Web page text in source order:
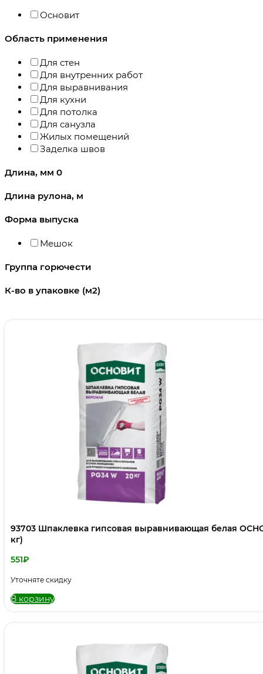
Основит
Область применения
Для стен
Для внутренних работ
Для выравнивания
Для кухни
Для потолка
Для санузла
Жилых помещений
Заделка швов
Длина, мм 0
Длина рулона, м
Форма выпуска
Мешок
Группа горючести
К-во в упаковке (м2)
93703 Шпаклевка гипсовая выравнивающая белая
кг)
551₽
Уточняте скидку
В корзину